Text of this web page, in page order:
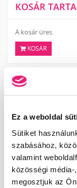
Ez a weboldal
Sütiket
szabásához,
valamint
közösségi
megosztjuk az
KOSÁR
A kosár üres.
KOSÁR
TANÁRAINK
ISKOLÁNK KÉPEKBEN